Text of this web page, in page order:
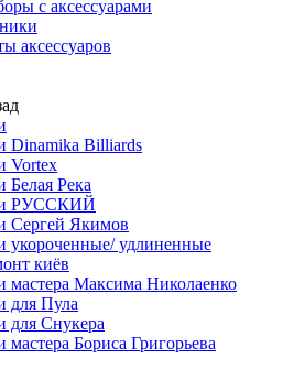
с аксессуарами
аксессуаров
Dinamika Billiards
Vortex
Белая Река
РУССКИЙ
Сергей Якимов
укороченные/ удлиненные
киёв
мастера Максима Николаенко
для Пула
для Снукера
мастера Бориса Григорьева